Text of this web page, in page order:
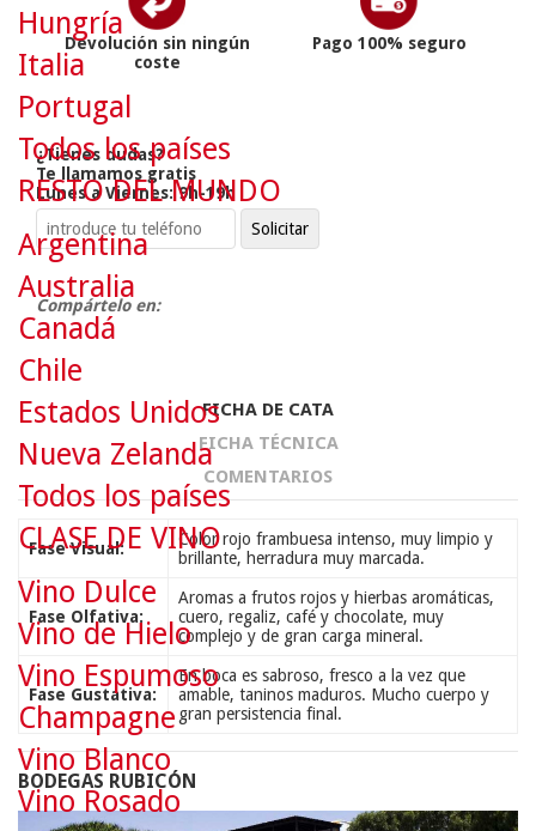
Devolución sin ningún
coste
Pago 100% seguro
¿Tienes dudas?
Te llamamos gratis
Lunes a Viernes: 9h-19h
Compártelo en:
FICHA DE CATA
FICHA TÉCNICA
COMENTARIOS
Fase Visual:
Color rojo frambuesa intenso, muy limpio y
brillante, herradura muy marcada.
Fase Olfativa:
Aromas a frutos rojos y hierbas aromáticas,
cuero, regaliz, café y chocolate, muy
complejo y de gran carga mineral.
Fase Gustativa:
En boca es sabroso, fresco a la vez que
amable, taninos maduros. Mucho cuerpo y
gran persistencia final.
BODEGAS RUBICÓN
Hungría
Italia
Portugal
Todos los países
RESTO DEL MUNDO
Argentina
Australia
Canadá
Chile
Estados Unidos
Nueva Zelanda
Todos los países
CLASE DE VINO
Vino Dulce
Vino de Hielo
Vino Espumoso
Champagne
Vino Blanco
Vino Rosado